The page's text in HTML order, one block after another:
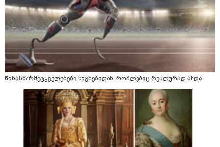
წინასწარმეტყველებები წიგნებიდან, რომლებიც რეალურად ახდა